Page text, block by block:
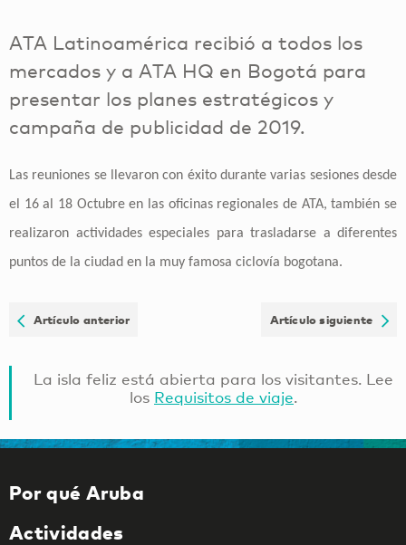
ATA Latinoamérica recibió a todos los
mercados y a ATA HQ en Bogotá para
presentar los planes estratégicos y
campaña de publicidad de 2019.
Las reuniones se llevaron con éxito durante varias sesiones desde
el 16 al 18 Octubre en las oficinas regionales de ATA, también se
realizaron actividades especiales para trasladarse a diferentes
puntos de la ciudad en la muy famosa ciclovía bogotana.
Artículo anterior Artículo siguiente
La isla feliz está abierta para los visitantes. Lee
los Requisitos de viaje.
Por qué Aruba
Actividades